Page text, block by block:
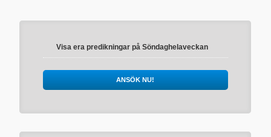
Visa era predikningar på Söndaghelaveckan
ANSÖK NU!